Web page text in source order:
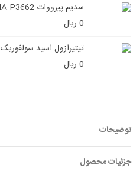
سدیم پیرووات Sodium Pyruvate SIGMA P3662
0 ریال
تیتیرازول اسید سولفوریک Sulfuric Acid Merck...
0 ریال
توضیحات
جزئیات محصول